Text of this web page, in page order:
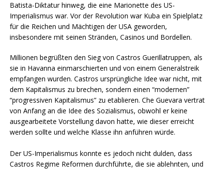
Batista-Diktatur hinweg, die eine Marionette des US-
Imperialismus war. Vor der Revolution war Kuba ein Spielplatz
für die Reichen und Mächtigen der USA geworden,
insbesondere mit seinen Stränden, Casinos und Bordellen.
Millionen begrüßten den Sieg von Castros Guerillatruppen, als
sie in Havanna einmarschierten und von einem Generalstreik
empfangen wurden. Castros ursprüngliche Idee war nicht, mit
dem Kapitalismus zu brechen, sondern einen “modernen”
“progressiven Kapitalismus” zu etablieren. Che Guevara vertrat
von Anfang an die Idee des Sozialismus, obwohl er keine
ausgearbeitete Vorstellung davon hatte, wie dieser erreicht
werden sollte und welche Klasse ihn anführen würde.
Der US-Imperialismus konnte es jedoch nicht dulden, dass
Castros Regime Reformen durchführte, die sie ablehnten, und